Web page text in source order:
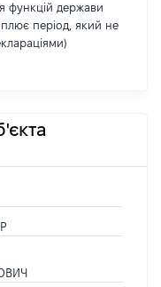
функцій держави
період, який не